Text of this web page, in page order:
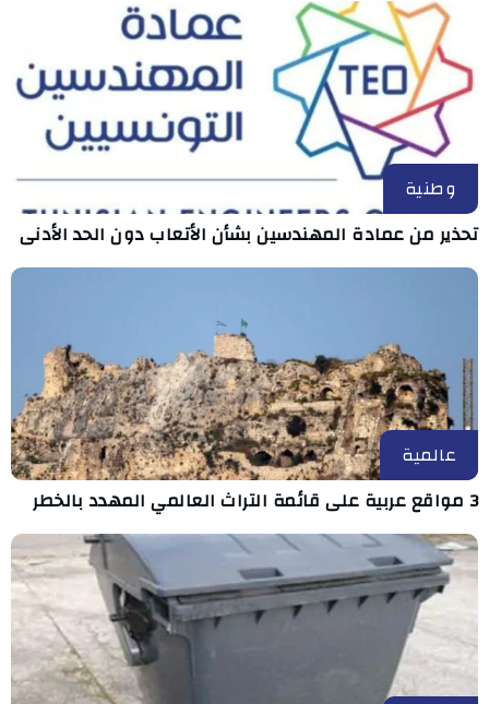
وطنية
تحذير من عمادة المهندسين بشأن الأتعاب دون الحد الأدنى
عالمية
3 مواقع عربية على قائمة التراث العالمي المهدد بالخطر